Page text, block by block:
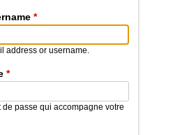
*
address or username.
*
de passe qui accompagne votre